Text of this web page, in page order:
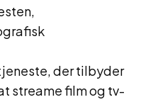
der tilbyder
streame film og tv-